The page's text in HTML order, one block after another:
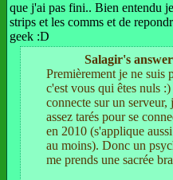
que j'ai pas fini.. Bien entendu
strips et les comms et de
geek :D
Salagir's
Premièrement je ne suis
c'est vous qui êtes nuls
connecte sur un serveur,
assez tarés pour se
en 2010 (s'applique
au moins). Donc un
me prends une sacrée